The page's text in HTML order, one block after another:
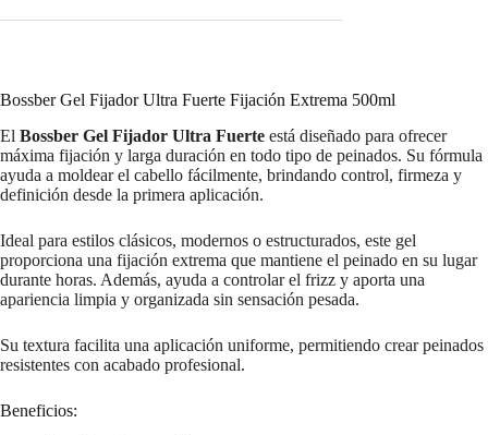
Bossber Gel Fijador Ultra Fuerte Fijación Extrema 500ml
El Bossber Gel Fijador Ultra Fuerte está diseñado para ofrecer
máxima fijación y larga duración en todo tipo de peinados. Su fórmula
ayuda a moldear el cabello fácilmente, brindando control, firmeza y
definición desde la primera aplicación.
Ideal para estilos clásicos, modernos o estructurados, este gel
proporciona una fijación extrema que mantiene el peinado en su lugar
durante horas. Además, ayuda a controlar el frizz y aporta una
apariencia limpia y organizada sin sensación pesada.
Su textura facilita una aplicación uniforme, permitiendo crear peinados
resistentes con acabado profesional.
Beneficios: